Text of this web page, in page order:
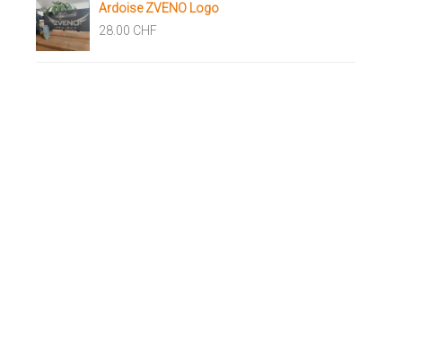
Ardoise ZVENO Logo
28.00 CHF